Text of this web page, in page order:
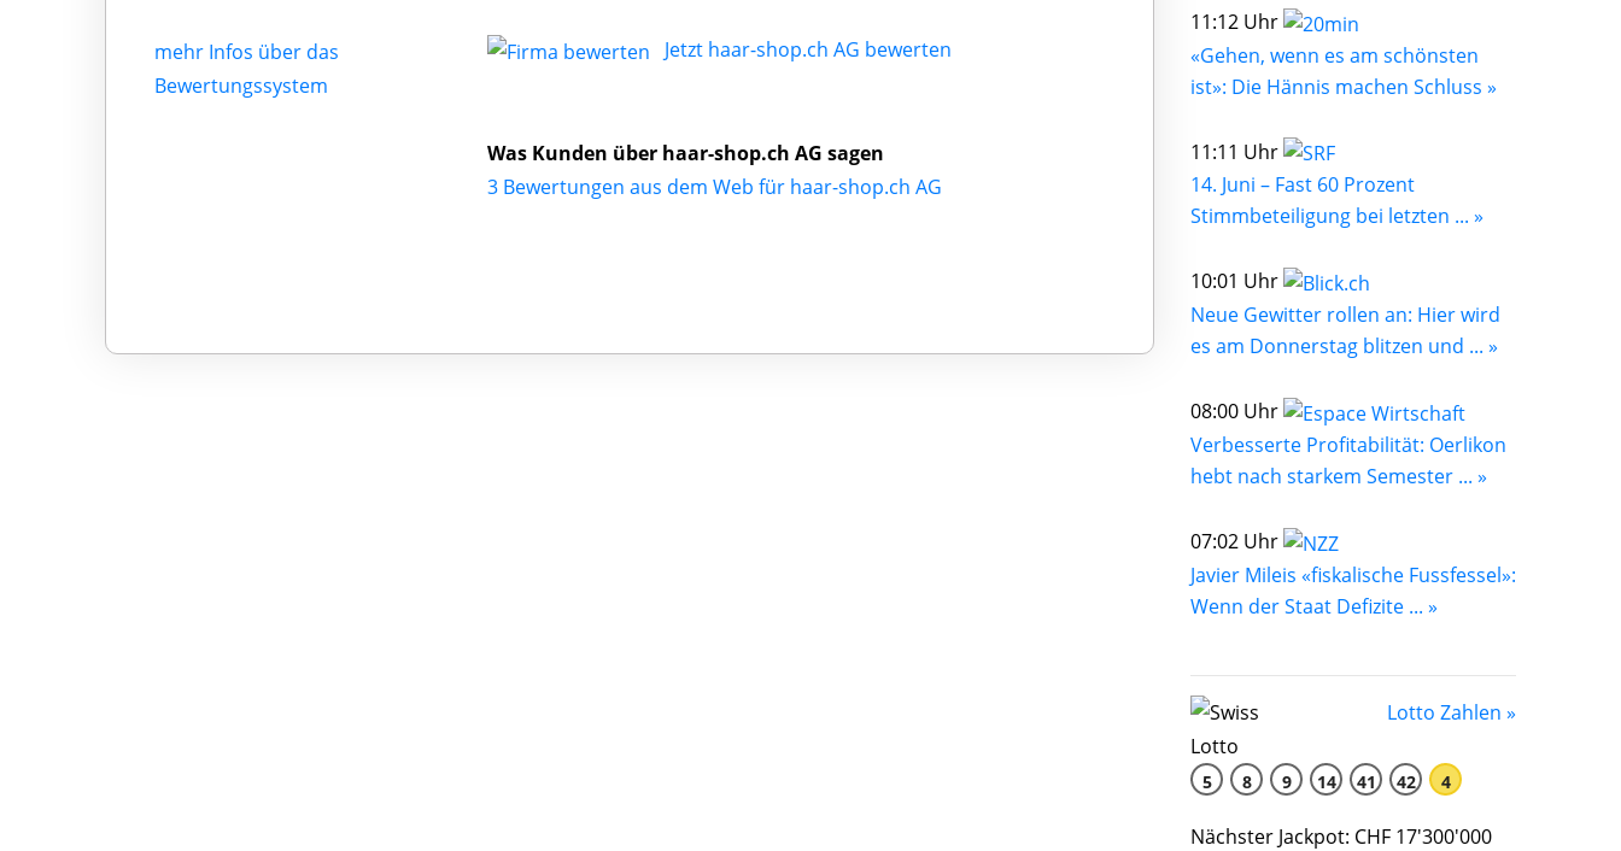
mehr Infos über das
Bewertungssystem
Jetzt haar-shop.ch AG bewerten
Was Kunden über haar-shop.ch AG sagen
3 Bewertungen aus dem Web für haar-shop.ch AG
11:12 Uhr
«Gehen, wenn es am schönsten
ist»: Die Hännis machen Schluss »
11:11 Uhr
14. Juni – Fast 60 Prozent
Stimmbeteiligung bei letzten ... »
10:01 Uhr
Neue Gewitter rollen an: Hier wird
es am Donnerstag blitzen und ... »
08:00 Uhr
Verbesserte Profitabilität: Oerlikon
hebt nach starkem Semester ... »
07:02 Uhr
Javier Mileis «fiskalische Fussfessel»:
Wenn der Staat Defizite ... »
Lotto Zahlen »
5 8 9 14 41 42 4
Nächster Jackpot: CHF 17'300'000